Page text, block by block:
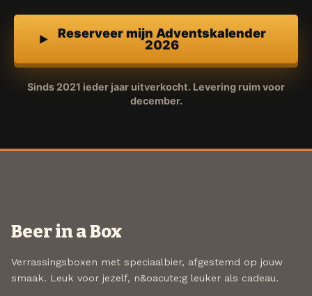
Reserveer mijn Adventskalender
2026
Sinds 2021 ieder jaar uitverkocht. Levering ruim voor
december.
Beer in a Box
Verrassingsboxen met speciaalbier, afgestemd op jouw
smaak. Leuk voor jezelf, n&oacute;g leuker als cadeau.